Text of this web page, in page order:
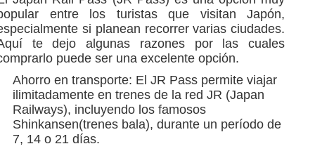
entre los turistas que visitan Japón,
si planean recorrer varias ciudades.
te dejo algunas razones por las cuales
puede ser una excelente opción.
Ahorro en transporte: El JR Pass permite viajar
ilimitadamente en trenes de la red JR (Japan
Railways), incluyendo los famosos
Shinkansen(trenes bala), durante un período de
7, 14 o 21 días.